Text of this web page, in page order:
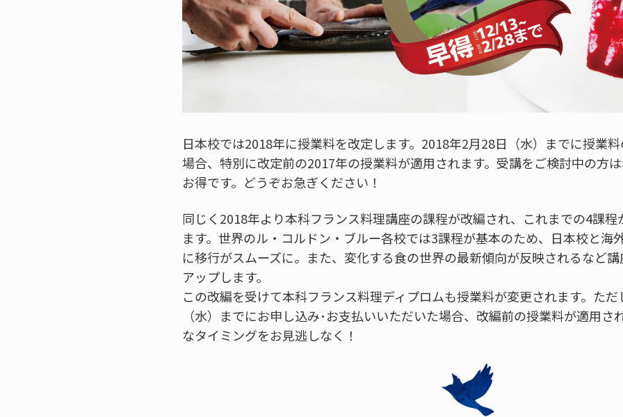
日本校では2018年に授業料を改定します。2018年2月28日（水）までに授業
場合、特別に改定前の2017年の授業料が適用されます。受講をご検討中の方
お得です。どうぞお急ぎください！
同じく2018年より本科フランス料理講座の課程が改編され、これまでの4課
ます。世界のル・コルドン・ブルー各校では3課程が基本のため、日本校と海
に移行がスムーズに。また、変化する食の世界の最新傾向が反映されるなど
アップします。
この改編を受けて本科フランス料理ディプロムも授業料が変更されます。た
（水）までにお申し込み･お支払いいただいた場合、改編前の授業料が適用さ
なタイミングをお見逃しなく！